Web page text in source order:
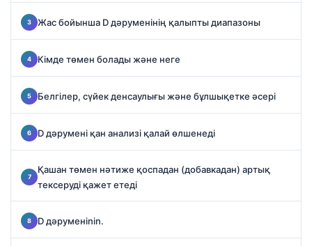
Жас бойынша D дәруменінің қалыпты диапазоны
Кімде төмен болады және неге
Белгілер, сүйек денсаулығы және бұлшықетке әсері
D дәрумені қан анализі қалай өлшенеді
Қашан төмен нәтиже қоспадан (добавкадан) артық
тексеруді қажет етеді
D дәруменinin.